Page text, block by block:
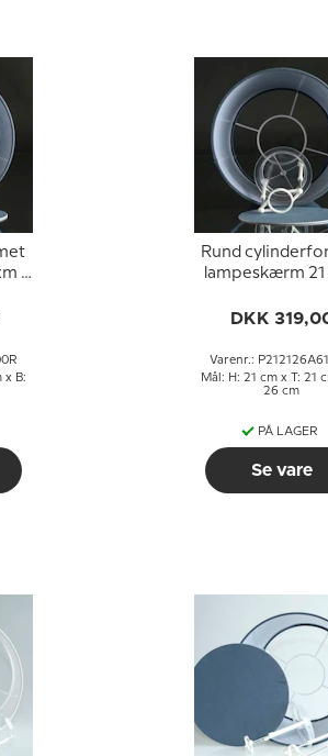
i
x B:
Rund
lampeskærm 21
DKK
Varenr.:
Mål: H: 21 cm x T: 21
26 cm
PÅ LAGER
Se vare